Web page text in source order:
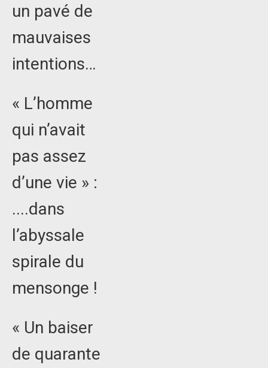
un pavé de
mauvaises
intentions…
« L’homme
qui n’avait
pas assez
d’une vie » :
....dans
l’abyssale
spirale du
mensonge !
« Un baiser
de quarante